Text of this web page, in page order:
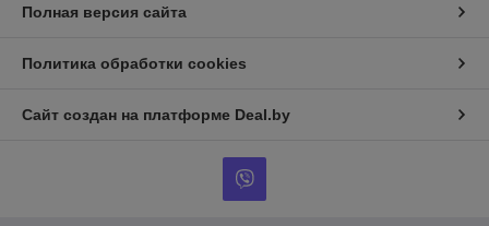
Полная версия сайта
Политика обработки cookies
Сайт создан на платформе Deal.by